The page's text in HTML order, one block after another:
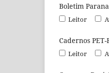
Boletim
Leitor
Cadernos PET-
Leitor